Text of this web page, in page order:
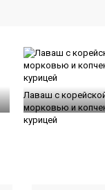
Лаваш с
морковью и
курицей